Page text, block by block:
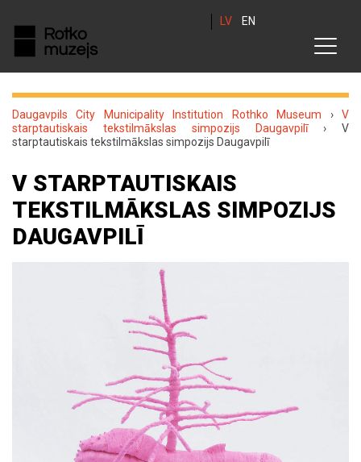
LV EN
Daugavpils City Municipality Institution Rothko Museum ›V
starptautiskais tekstilmākslas simpozijs Daugavpilī› V
starptautiskais tekstilmākslas simpozijs Daugavpilī
V STARPTAUTISKAIS
TEKSTILMĀKSLAS SIMPOZIJS
DAUGAVPILĪ